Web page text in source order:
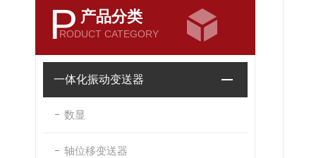
P 产品分类
RODUCT CATEGORY
一体化振动变送器
数显
轴位移变送器